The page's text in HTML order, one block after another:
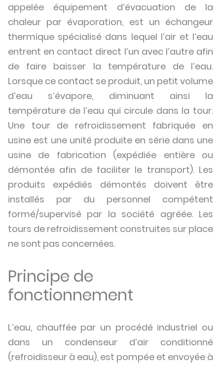
appelée équipement d’évacuation de la
chaleur par évaporation, est un échangeur
thermique spécialisé dans lequel l’air et l’eau
entrent en contact direct l’un avec l’autre afin
de faire baisser la température de l’eau.
Lorsque ce contact se produit, un petit volume
d’eau s’évapore, diminuant ainsi la
température de l’eau qui circule dans la tour.
Une tour de refroidissement fabriquée en
usine est une unité produite en série dans une
usine de fabrication (expédiée entière ou
démontée afin de faciliter le transport). Les
produits expédiés démontés doivent être
installés par du personnel compétent
formé/supervisé par la société agréée. Les
tours de refroidissement construites sur place
ne sont pas concernées.
Principe de
fonctionnement
L’eau, chauffée par un procédé industriel ou
dans un condenseur d’air conditionné
(refroidisseur à eau), est pompée et envoyée à